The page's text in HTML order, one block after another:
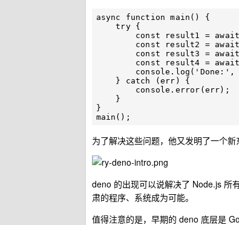
async function main() {
    try {
}
为了解决这些问题，他又发明了一个
deno 的出现可以说解决了 Node.js 所
肃的程序、系统成为可能。
值得注意的是，早期的 deno 底层是